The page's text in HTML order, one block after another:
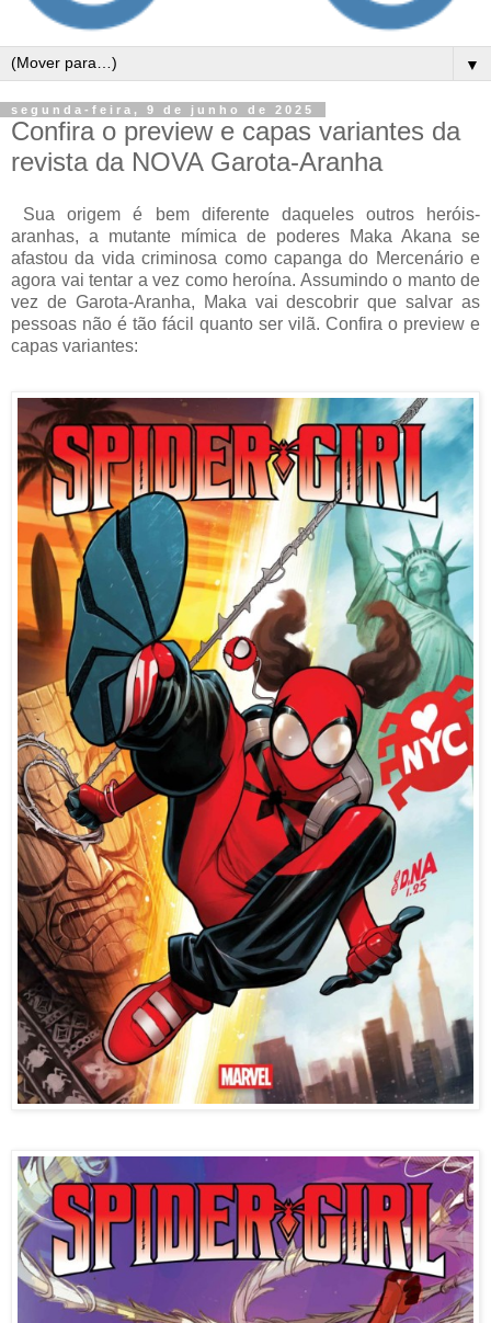
▼
segunda-feira, 9 de junho de 2025
Confira o preview e capas variantes da
revista da NOVA Garota-Aranha
Sua origem é bem diferente daqueles outros heróis-
aranhas, a mutante mímica de poderes Maka Akana se
afastou da vida criminosa como capanga do Mercenário e
agora vai tentar a vez como heroína. Assumindo o manto de
vez de Garota-Aranha, Maka vai descobrir que salvar as
pessoas não é tão fácil quanto ser vilã. Confira o preview e
capas variantes: